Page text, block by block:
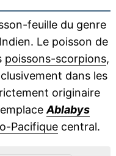
feuille du genre
Le poisson de
poissons-scorpions,
dans les
originaire
Ablabys
Pacifiquecentral.